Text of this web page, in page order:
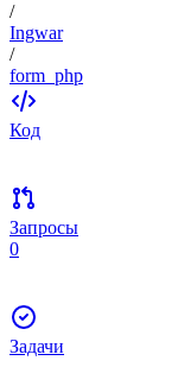
/
Ingwar
/
form_php
Код
Запросы
0
Задачи